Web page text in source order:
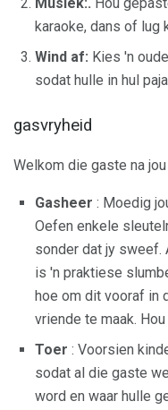
Musiek:. Hou
karaoke, dans of lug
Wind af: Kies 'n
sodat hulle in hul
gasvryheid
Welkom die gaste na
Gasheer : Moedig
Oefen enkele
sonder dat jy
is 'n praktiese
hoe om dit vooraf in
vriende te maak.
Toer : Voorsien
sodat al die gaste
word en waar hulle